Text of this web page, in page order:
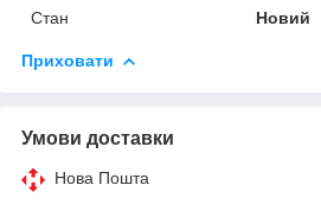
Стан
Новий
Приховати
Умови доставки
Нова Пошта